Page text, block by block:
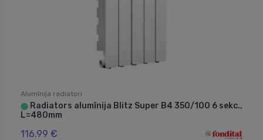
Alumīnija radiatori
⬤ Radiators alumīnija Blitz Super B4 350/100 6 sekc.,
L=480mm
116.99 €